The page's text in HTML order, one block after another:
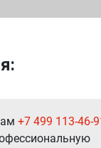
+7 499 113-46-